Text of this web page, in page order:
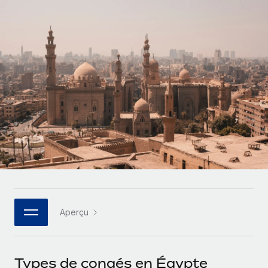
PEO
Sous-traitez les opérations complexes liées à l’emploi
INFRASTRUCTURE
Intégration Remote
Intégrez vos RH aux flux de travail en toute simplicité
Plateforme
Des fonctions RH clés intégrées pour votre équipe
Connectez n'importe quel outil d’IA à Remote grâce à
notre MCP
Rationalisez vos processus avec des outils essentiels
Examinez notre service par rapport aux autres
CROISSANCE
Start-ups
Des solutions agiles et internationales pour les RH et la
paie des entreprises en pleine croissance
Entreprises intermédiaires
Développez vos équipes avec des solutions RH sur
mesure
Entreprise
Les RH à l’international pour les grandes entreprises
Partenaires stratégiques de la tech
Calculateur de paiement des freelances
Découvrez les devises disponibles et les vitesses de
paiement pour vos freelances internationaux
APPRENDRE AVEC REMOTE
Recherche et guides
Études de cas
Checklists et modèles
Descriptions de postes
Nederlands
Français
Deutsch
Español
Italiano
Português (Portugal)
日本語
한국어
Aperçu
Types de congés en Égypte